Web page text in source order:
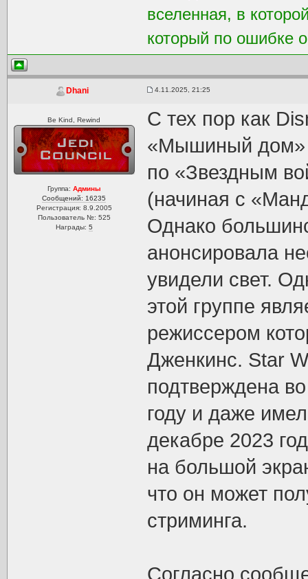
вселенная, в
который по ошибке
Dhani 4.11.2025, 21:25
Be Kind, Rewind
Группа: Админы
Сообщений: 16235
Регистрация: 8.9.2005
Пользователь №: 525
Награды: 5
С тех пор как
«Мышиный дом»
по «Звездным
(начиная с
Однако
анонсировала
увидели свет.
этой группе
режиссером
Дженкинс. Star
подтверждена
году и даже
декабре 2023
на большой
что он может
стриминга.
Согласно